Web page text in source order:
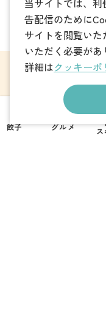
当サイトについて
餃子 グルメ
ス
当サイトでは、
告配信のために
サイトを閲覧い
いただく必要があ
詳細はクッキーポ